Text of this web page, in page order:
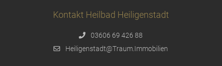
Kontakt Heilbad Heiligenstadt
03606 69 426 88
Heiligenstadt@Traum.Immobilien